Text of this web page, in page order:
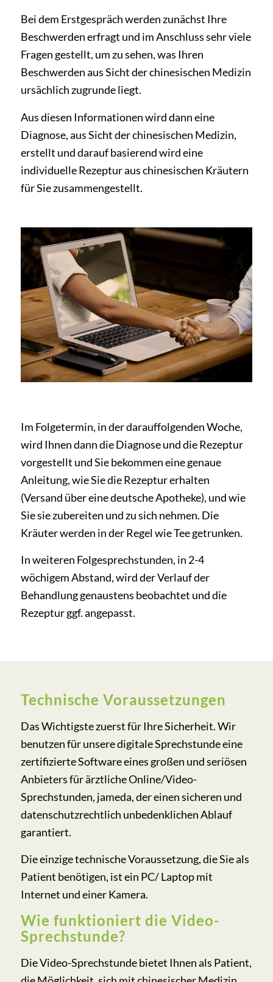
Bei dem Erstgespräch werden zunächst Ihre
Beschwerden erfragt und im Anschluss sehr viele
Fragen gestellt, um zu sehen, was Ihren
Beschwerden aus Sicht der chinesischen Medizin
ursächlich zugrunde liegt.
Aus diesen Informationen wird dann eine
Diagnose, aus Sicht der chinesischen Medizin,
erstellt und darauf basierend wird eine
individuelle Rezeptur aus chinesischen Kräutern
für Sie zusammengestellt.
Im Folgetermin, in der darauffolgenden Woche,
wird Ihnen dann die Diagnose und die Rezeptur
vorgestellt und Sie bekommen eine genaue
Anleitung, wie Sie die Rezeptur erhalten
(Versand über eine deutsche Apotheke), und wie
Sie sie zubereiten und zu sich nehmen. Die
Kräuter werden in der Regel wie Tee getrunken.
In weiteren Folgesprechstunden, in 2-4
wöchigem Abstand, wird der Verlauf der
Behandlung genaustens beobachtet und die
Rezeptur ggf. angepasst.
Technische Voraussetzungen
Das Wichtigste zuerst für Ihre Sicherheit. Wir
benutzen für unsere digitale Sprechstunde eine
zertifizierte Software eines großen und seriösen
Anbieters für ärztliche Online/Video-
Sprechstunden, jameda, der einen sicheren und
datenschutzrechtlich unbedenklichen Ablauf
garantiert.
Die einzige technische Voraussetzung, die Sie als
Patient benötigen, ist ein PC/ Laptop mit
Internet und einer Kamera.
Wie funktioniert die Video-
Sprechstunde?
Die Video-Sprechstunde bietet Ihnen als Patient,